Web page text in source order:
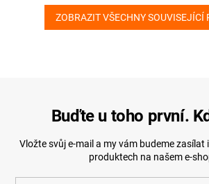
ZOBRAZIT VŠECHNY SOUVISEJÍCÍ
Buďte u toho první.
Vložte svůj e-mail a my vám budeme
produktech na našem e-